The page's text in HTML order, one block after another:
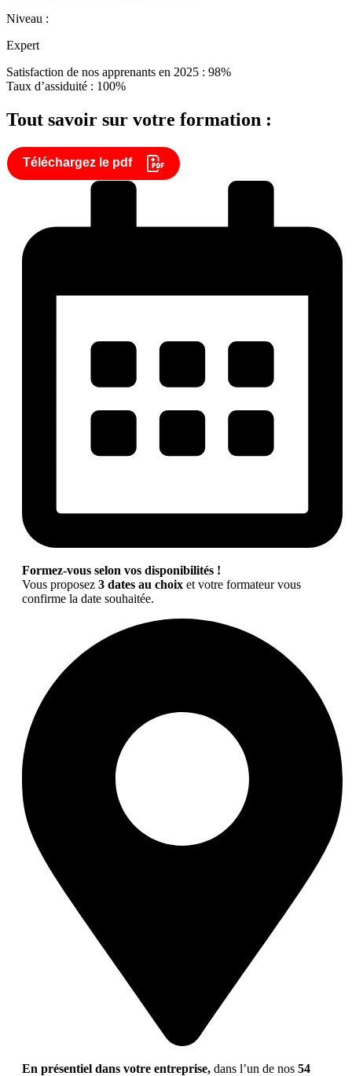
Niveau :
Expert
Satisfaction de nos apprenants en 2025 : 98%
Taux d’assiduité : 100%
Tout savoir sur votre formation :
Téléchargez le pdf
Formez-vous selon vos disponibilités !
Vous proposez 3 dates au choix et votre formateur vous
confirme la date souhaitée.
En présentiel dans votre entreprise, dans l’un de nos 54